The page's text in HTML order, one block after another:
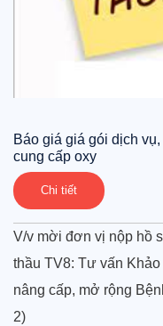
Báo giá giá gói dịch
cung cấp oxy
V/v mời đơn vị nộp hồ
thầu TV8: Tư vấn
nâng cấp, mở rộng